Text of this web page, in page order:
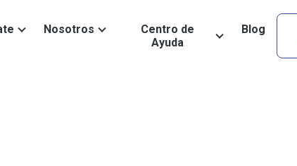
Nosotros
Centro de
Ayuda
Blog